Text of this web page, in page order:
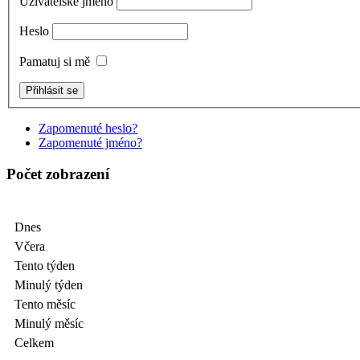
Heslo
Pamatuj si mě
Zapomenuté heslo?
Zapomenuté jméno?
Počet zobrazení
Dnes
Včera
Tento týden
Minulý týden
Tento měsíc
Minulý měsíc
Celkem